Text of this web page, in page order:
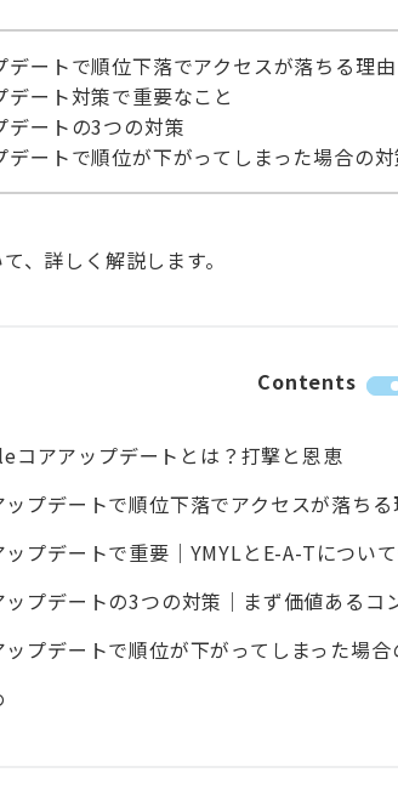
デートで順位下落でアクセスが落ちる理由
デート対策で重要なこと
デートの3つの対策
デートで順位が下がってしまった場合の対
、詳しく解説します。
Contents
コアアップデートとは？打撃と恩恵
ップデートで順位下落でアクセスが落ちる
ップデートで重要｜YMYLとE-A-Tについ
ップデートの3つの対策｜まず価値あるコ
ップデートで順位が下がってしまった場合